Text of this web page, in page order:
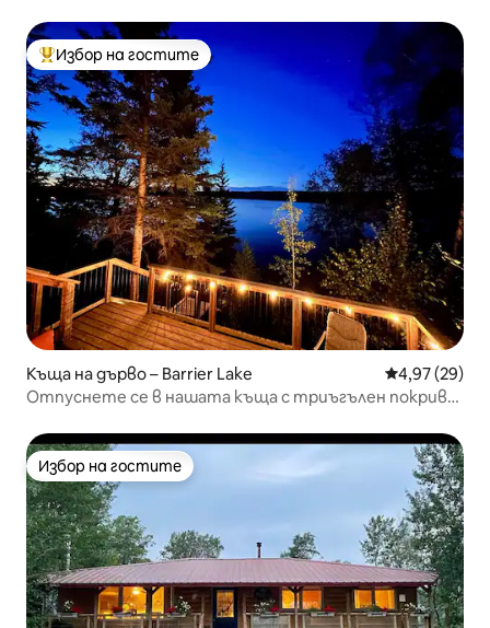
Най-популярен избор на гостите
Избор на гостите
Къща на дърво – Barrier Lake Средна
4,97 (29)
Отпуснете се в нашата къща с триъгълен покрив
Избор на гостите
Избор на гостите